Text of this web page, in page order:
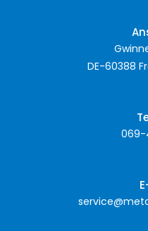
DE-60388
069-